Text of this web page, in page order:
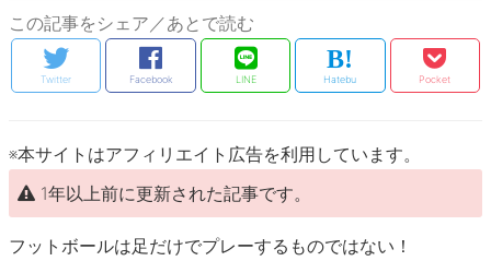
この記事をシェア／あとで読む
Twitter Facebook LINE Hatebu Pocket
※本サイトはアフィリエイト広告を利用しています。
1年以上前に更新された記事です。
フットボールは足だけでプレーするものではない！